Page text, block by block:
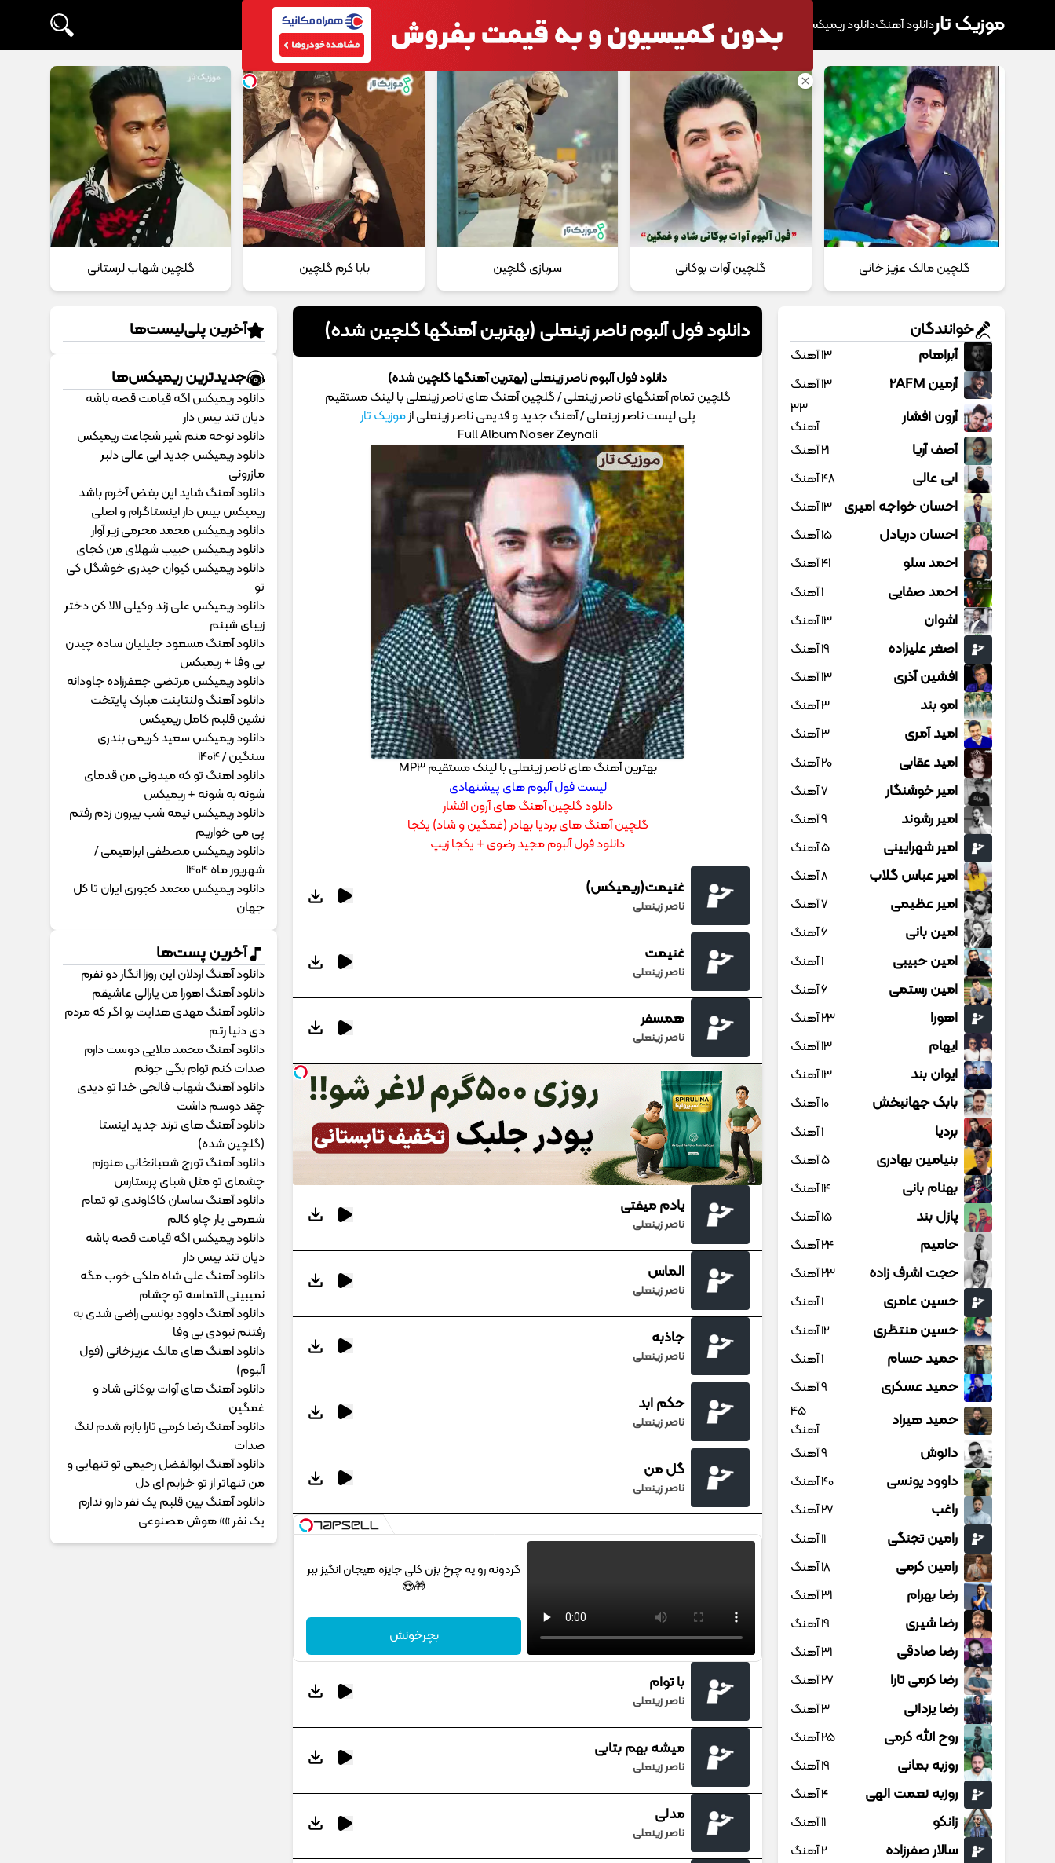
موزیک تاردانلود آهنگدانلود ریمیکس آهنگ پرطرفدار دانلود مداحی تماس با ما
گلچین مالک عزیز خانی گلچین آوات بوکانی سربازی گلچین بابا کرم گلچین گلچین شهاب لرستانی
دانلود فول آلبوم ناصر زینعلی (بهترین آهنگها گلچین شده)
دانلود فول آلبوم ناصر زینعلی (بهترین آهنگها گلچین شده)
گلچین تمام آهنگهای ناصر زینعلی / گلچین آهنگ های ناصر زینعلی با لینک مستقیم
پلی لیست ناصر زینعلی / آهنگ جدید و قدیمی ناصر زینعلی ازموزیک تار
Full Album Naser Zeynali
بهترین آهنگ های ناصر زینعلی با لینک مستقیم MP3
لیست فول آلبوم های پیشنهادی
دانلود گلچین آهنگ های آرون افشار
گلچین آهنگ های بردیا بهادر (غمگین و شاد) یکجا
دانلود فول آلبوم مجید رضوی + یکجا زیپ
غنیمت(ریمیکس)
ناصر زینعلی
غنیمت
ناصر زینعلی
همسفر
ناصر زینعلی
یادم میفتی
ناصر زینعلی
الماس
ناصر زینعلی
جاذبه
ناصر زینعلی
حکم ابد
ناصر زینعلی
گل من
ناصر زینعلی
گردونه رو یه چرخ بزن کلی جایزه هیجان انگیز ببر
🎁😍
بچرخونش
با توام
ناصر زینعلی
میشه بهم بتابی
ناصر زینعلی
مدلی
ناصر زینعلی
خوانندگان
آبراهام 13 آهنگ
آرمین 2AFM 13 آهنگ
آرون افشار
33
آهنگ
آصف آریا 21 آهنگ
ابی عالی 48 آهنگ
احسان خواجه امیری 13 آهنگ
احسان دریادل 15 آهنگ
احمد سلو 41 آهنگ
احمد صفایی 1 آهنگ
اشوان 13 آهنگ
اصغر علیزاده 19 آهنگ
افشین آذری 13 آهنگ
امو بند 3 آهنگ
امید آمری 3 آهنگ
امید عقابی 20 آهنگ
امیر خوشنگار 7 آهنگ
امیر رشوند 9 آهنگ
امیر شهرایینی 5 آهنگ
امیر عباس گلاب 8 آهنگ
امیر عظیمی 7 آهنگ
امین بانی 6 آهنگ
امین حبیبی 1 آهنگ
امین رستمی 6 آهنگ
اهورا 23 آهنگ
ایهام 13 آهنگ
ایوان بند 13 آهنگ
بابک جهانبخش 10 آهنگ
بردیا 1 آهنگ
بنیامین بهادری 5 آهنگ
بهنام بانی 14 آهنگ
پازل بند 15 آهنگ
حامیم 24 آهنگ
حجت اشرف زاده 23 آهنگ
حسین عامری 1 آهنگ
حسین منتظری 12 آهنگ
حمید حسام 1 آهنگ
حمید عسکری 9 آهنگ
حمید هیراد
45
آهنگ
دانوش 9 آهنگ
داوود یونسی 40 آهنگ
راغب 27 آهنگ
رامین تجنگی 11 آهنگ
رامین کرمی 18 آهنگ
رضا بهرام 31 آهنگ
رضا شیری 19 آهنگ
رضا صادقی 31 آهنگ
رضا کرمی تارا 27 آهنگ
رضا یزدانی 3 آهنگ
روح الله کرمی 25 آهنگ
روزبه بمانی 19 آهنگ
روزبه نعمت الهی 4 آهنگ
زانکو 11 آهنگ
سالار صفرزاده 2 آهنگ
آخرین پلی‌لیست‌ها
جدیدترین ریمیکس‌ها
دانلود ریمیکس اگه قیامت قصه باشه
دیان تند بیس دار
دانلود نوحه منم شیر شجاعت ریمیکس
دانلود ریمیکس جدید ابی عالی دلبر
مازرونی
دانلود آهنگ شاید این بغض آخرم باشد
ریمیکس بیس دار اینستاگرام و اصلی
دانلود ریمیکس محمد محرمی زیر آوار
دانلود ریمیکس حبیب شهلای من کجای
دانلود ریمیکس کیوان حیدری خوشگل کی
تو
دانلود ریمیکس علی زند وکیلی لالا کن دختر
زیبای شبنم
دانلود آهنگ مسعود جلیلیان ساده چیدن
بی وفا + ریمیکس
دانلود ریمیکس مرتضی جعفرزاده جاودانه
دانلود آهنگ ولنتاینت مبارک پایتخت
نشین قلبم کامل ریمیکس
دانلود ریمیکس سعید کریمی بندری
سنگین / 1404
دانلود اهنگ تو که میدونی من قدمای
شونه به شونه + ریمیکس
دانلود ریمیکس نیمه شب بیرون زدم رفتم
پی می خواریم
دانلود ریمیکس مصطفی ابراهیمی /
شهریور ماه 1404
دانلود ریمیکس محمد کجوری ایران تا کل
جهان
آخرین پست‌ها
دانلود آهنگ اردلان این روزا انگار دو نفرم
دانلود آهنگ اهورا من یارالی عاشیقم
دانلود آهنگ مهدی هدایت بو اگر که مردم
دی دنیا رتم
دانلود آهنگ محمد ملایی دوﺳﺖ دارم
ﺻﺪات ﻛﻨﻢ ﺗﻮام ﺑﮕﻰ ﺟﻮﻧﻢ
دانلود آهنگ شهاب فالجی خدا تو دیدی
چقد دوسم داشت
دانلود آهنگ های ترند جدید اینستا
(گلچین شده)
دانلود آهنگ تورج شعبانخانی هنوزم
چشمای تو مثل شبای پرستارس
دانلود آهنگ ساسان کاکاوندی تو تمام
شعرمی یار چاو کالم
دانلود ریمیکس اگه قیامت قصه باشه
دیان تند بیس دار
دانلود آهنگ علی شاه ملکی خوب مگه
نمیبینی التماسه تو چشام
دانلود آهنگ داوود یونسی راﺿﻰ ﺷﺪی ﺑﻪ
رﻓﺘﻨﻢ ﻧﺒﻮدی ﺑﻰ وﻓﺎ
دانلود اهنگ های مالک عزیزخانی (فول
آلبوم)
دانلود آهنگ های آوات بوکانی شاد و
غمگین
دانلود آهنگ رضا کرمی تارا بازم شدم لنگ
صدات
دانلود آهنگ ابوالفضل رحیمی ﺗﻮ ﺗﻨﻬﺎﻳﻰ و
ﻣﻦ ﺗﻨﻬﺎﺗﺮ از ﺗﻮ ﺧﺮاﺑﻢ ای دل
دانلود آهنگ بین قلبم یک نفر دارو ندارم
یک نفر »» هوش مصنوعی